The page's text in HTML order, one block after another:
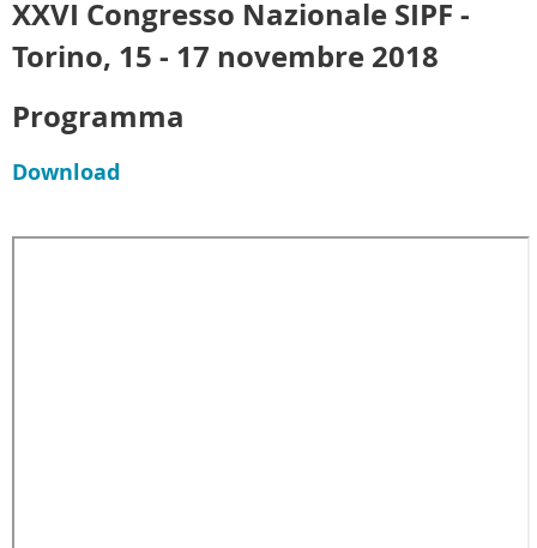
XXVI Congresso Nazionale SIPF -
Torino, 15 - 17 novembre 2018
Programma
Download